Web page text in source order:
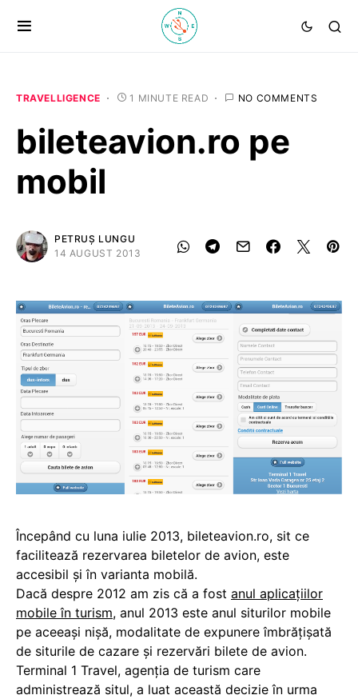
TRAVELLIGENCE 1 MINUTE READ NO COMMENTS
bileteavion.ro pe
mobil
PETRUȘ LUNGU
14 AUGUST 2013
Începând cu luna iulie 2013, bileteavion.ro, sit ce
facilitează rezervarea biletelor de avion, este
accesibil şi în varianta mobilă.
Dacă despre 2012 am zis că a fost anul aplicaţiilor
mobile în turism, anul 2013 este anul siturilor mobile
pe aceeaşi nişă, modalitate de expunere îmbrăţişată
de siturile de cazare şi rezervări bilete de avion.
Terminal 1 Travel, agenţia de turism care
administrează situl, a luat această decizie în urma